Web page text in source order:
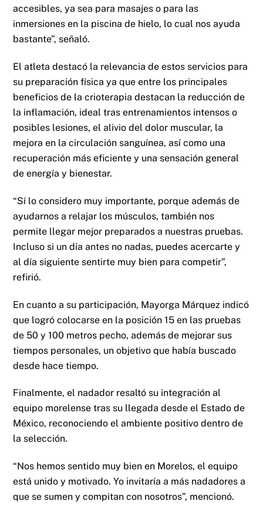
accesibles, ya sea para masajes o para las
inmersiones en la piscina de hielo, lo cual nos ayuda
bastante”, señaló.
El atleta destacó la relevancia de estos servicios para
su preparación física ya que entre los principales
beneficios de la crioterapia destacan la reducción de
la inflamación, ideal tras entrenamientos intensos o
posibles lesiones, el alivio del dolor muscular, la
mejora en la circulación sanguínea, así como una
recuperación más eficiente y una sensación general
de energía y bienestar.
“Sí lo considero muy importante, porque además de
ayudarnos a relajar los músculos, también nos
permite llegar mejor preparados a nuestras pruebas.
Incluso si un día antes no nadas, puedes acercarte y
al día siguiente sentirte muy bien para competir”,
refirió.
En cuanto a su participación, Mayorga Márquez indicó
que logró colocarse en la posición 15 en las pruebas
de 50 y 100 metros pecho, además de mejorar sus
tiempos personales, un objetivo que había buscado
desde hace tiempo.
Finalmente, el nadador resaltó su integración al
equipo morelense tras su llegada desde el Estado de
México, reconociendo el ambiente positivo dentro de
la selección.
“Nos hemos sentido muy bien en Morelos, el equipo
está unido y motivado. Yo invitaría a más nadadores a
que se sumen y compitan con nosotros”, mencionó.